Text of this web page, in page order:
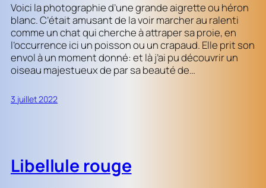
Voici la photographie d’une grande aigrette ou héron
blanc. C’était amusant de la voir marcher au ralenti
comme un chat qui cherche à attraper sa proie, en
l’occurrence ici un poisson ou un crapaud. Elle prit son
envol à un moment donné: et là j’ai pu découvrir un
oiseau majestueux de par sa beauté de…
3 juillet 2022
Libellule rouge